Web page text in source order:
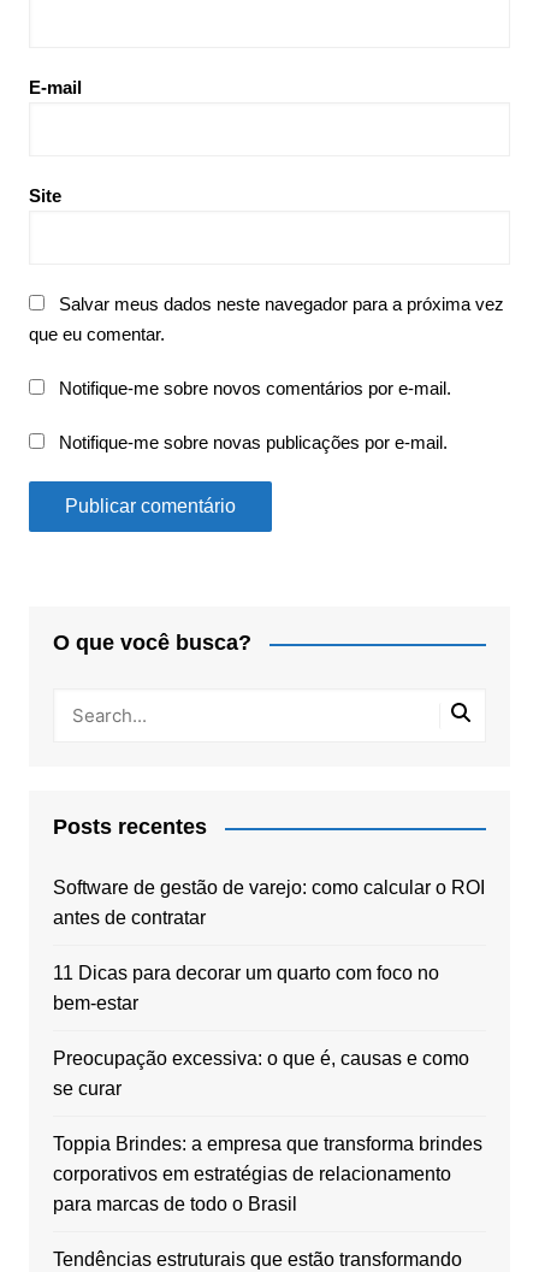
E-mail
Site
Salvar meus dados neste navegador para a próxima vez
que eu comentar.
Notifique-me sobre novos comentários por e-mail.
Notifique-me sobre novas publicações por e-mail.
O que você busca?
Posts recentes
Software de gestão de varejo: como calcular o ROI
antes de contratar
11 Dicas para decorar um quarto com foco no
bem-estar
Preocupação excessiva: o que é, causas e como
se curar
Toppia Brindes: a empresa que transforma brindes
corporativos em estratégias de relacionamento
para marcas de todo o Brasil
Tendências estruturais que estão transformando